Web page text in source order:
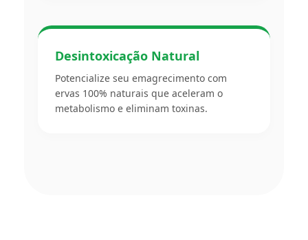
Desintoxicação Natural
Potencialize seu emagrecimento com
ervas 100% naturais que aceleram o
metabolismo e eliminam toxinas.